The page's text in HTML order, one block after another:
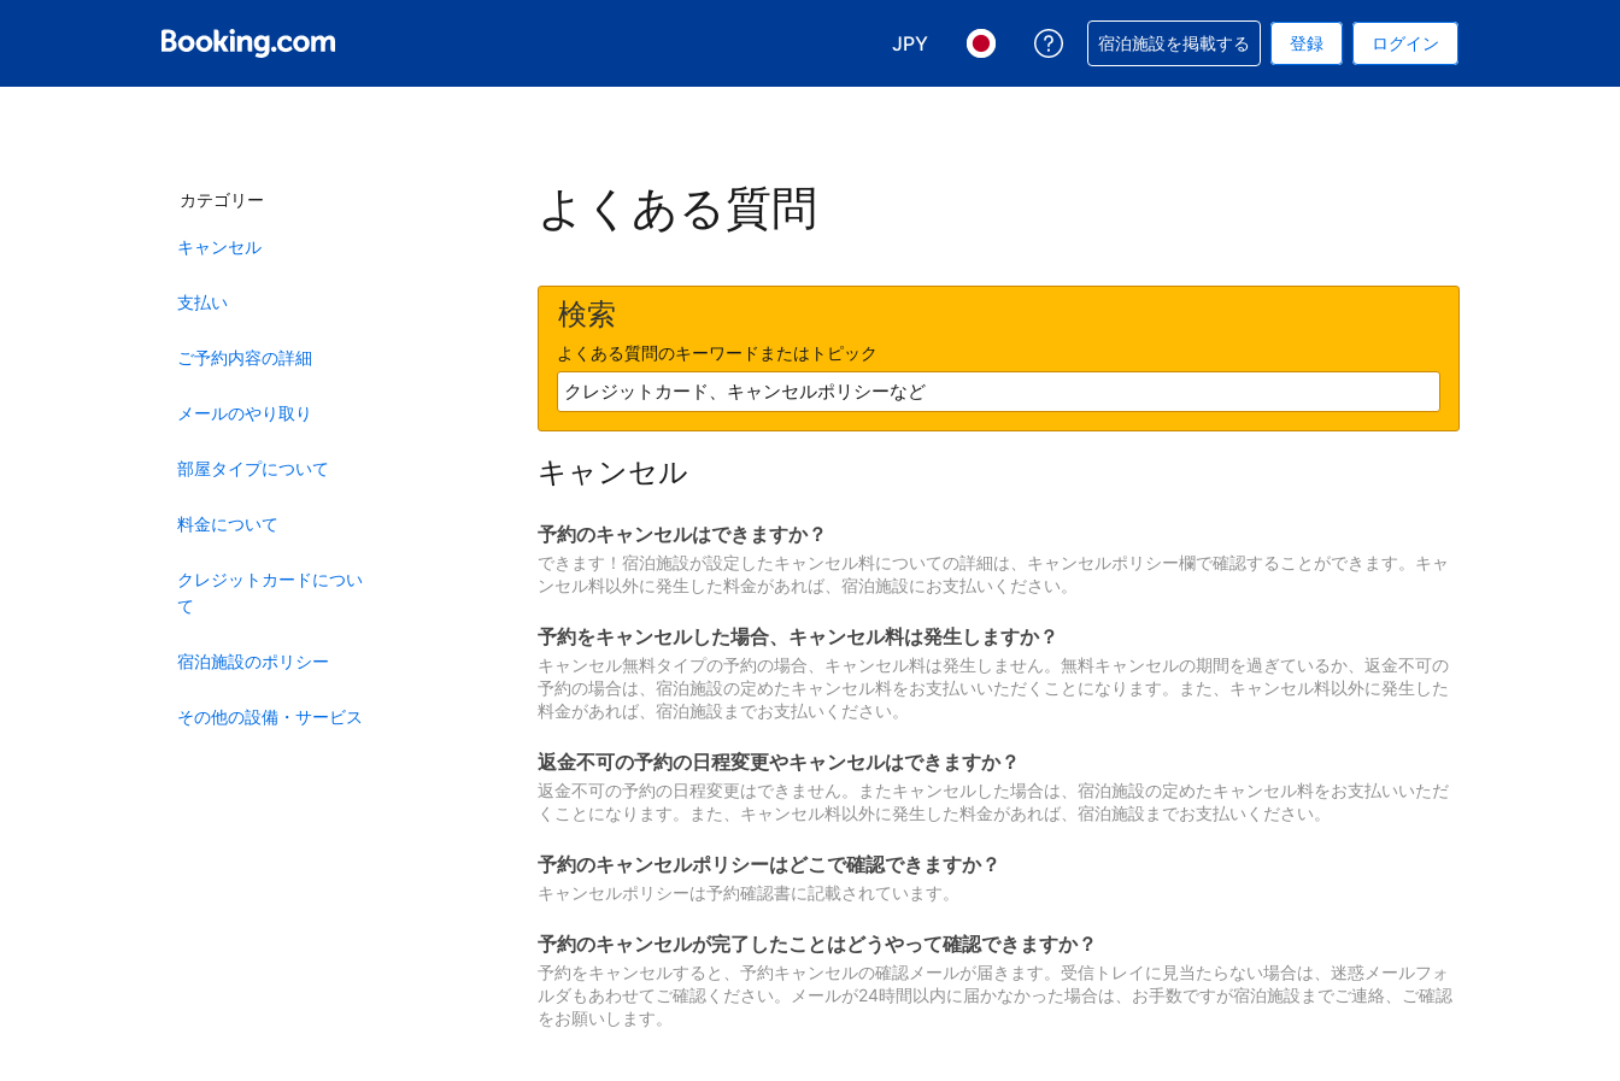
JPY
表示通貨を選択. 現在選択中の表示通貨は円です
言語を選択. 現在選択中の言語は日本語です
予約に関するサポートを受けられます
宿泊施設を掲載する 登録 ログイン
カテゴリー
キャンセル
支払い
ご予約内容の詳細
メールのやり取り
部屋タイプについて
料金について
クレジットカードについ
て
宿泊施設のポリシー
その他の設備・サービス
よくある質問
検索
よくある質問のキーワードまたはトピック
キャンセル
予約のキャンセルはできますか？
できます！宿泊施設が設定したキャンセル料についての詳細は、キャンセルポリシー欄で確認することができます。キャ
ンセル料以外に発生した料金があれば、宿泊施設にお支払いください。
予約をキャンセルした場合、キャンセル料は発生しますか？
キャンセル無料タイプの予約の場合、キャンセル料は発生しません。無料キャンセルの期間を過ぎているか、返金不可の
予約の場合は、宿泊施設の定めたキャンセル料をお支払いいただくことになります。また、キャンセル料以外に発生した
料金があれば、宿泊施設までお支払いください。
返金不可の予約の日程変更やキャンセルはできますか？
返金不可の予約の日程変更はできません。またキャンセルした場合は、宿泊施設の定めたキャンセル料をお支払いいただ
くことになります。また、キャンセル料以外に発生した料金があれば、宿泊施設までお支払いください。
予約のキャンセルポリシーはどこで確認できますか？
キャンセルポリシーは予約確認書に記載されています。
予約のキャンセルが完了したことはどうやって確認できますか？
予約をキャンセルすると、予約キャンセルの確認メールが届きます。受信トレイに見当たらない場合は、迷惑メールフォ
ルダもあわせてご確認ください。メールが24時間以内に届かなかった場合は、お手数ですが宿泊施設までご連絡、ご確認
をお願いします。